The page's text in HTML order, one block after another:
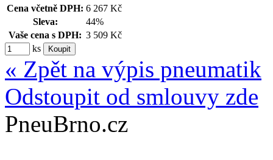
Cena včetně DPH: 6 267 Kč
Sleva:
44%
Vaše cena s DPH: 3 509 Kč
ks
« Zpět na výpis pneumatik
Odstoupit od smlouvy zde
PneuBrno.cz